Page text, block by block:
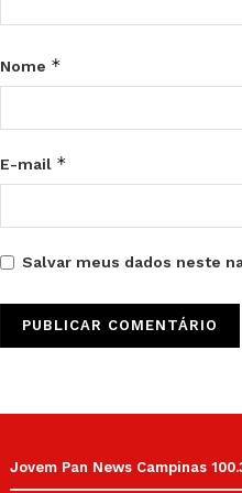
Nome *
E-mail *
Salvar meus dados neste
Jovem Pan News Campinas